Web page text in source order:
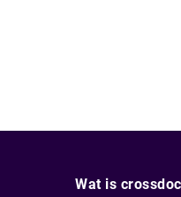
Wat is